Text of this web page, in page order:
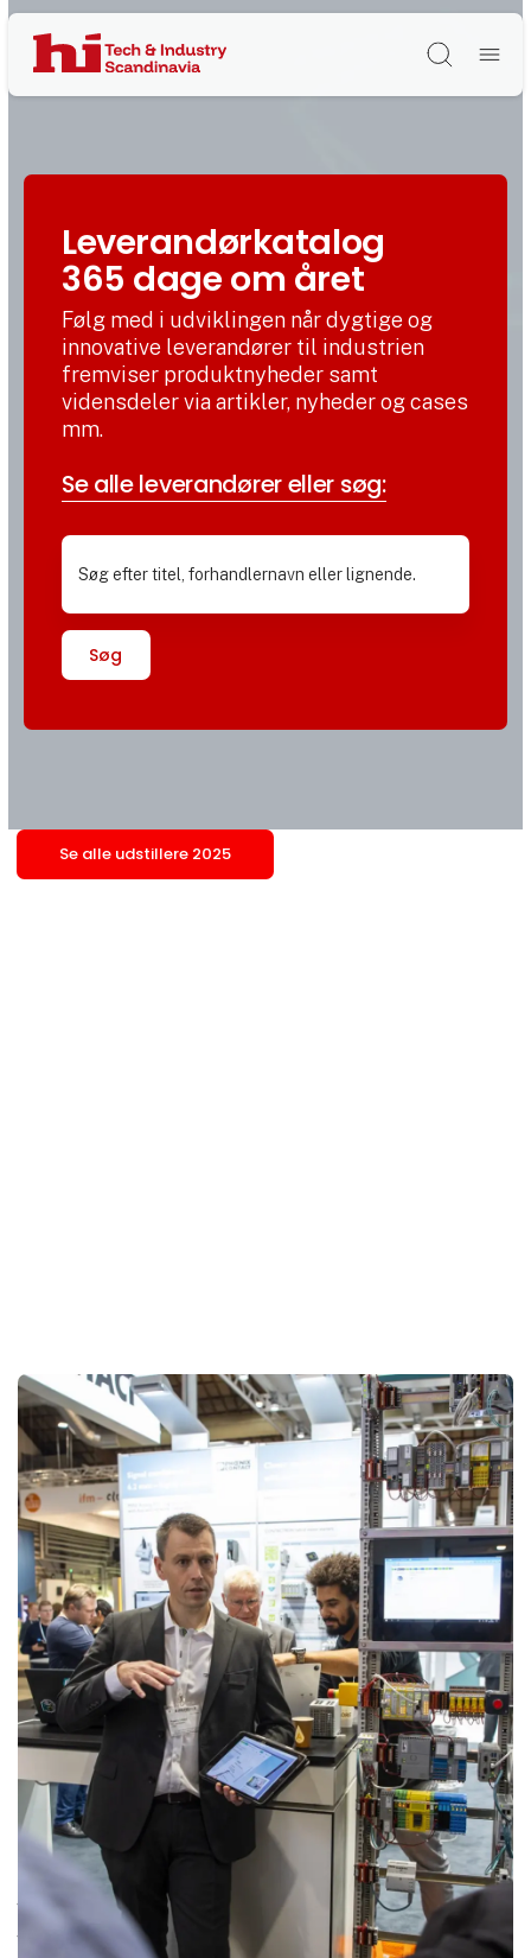
Søg
Leverandørkatalog
365 dage om året
Følg med i udviklingen når dygtige og
innovative leverandører til industrien
fremviser produktnyheder samt
vidensdeler via artikler, nyheder og cases
mm.
Se alle leverandører eller søg:
Søg
Se alle udstillere 2025
Interesse­områder
Vores platform samler hele branchen ét sted.
Vælg det interesseområde som matcher det du